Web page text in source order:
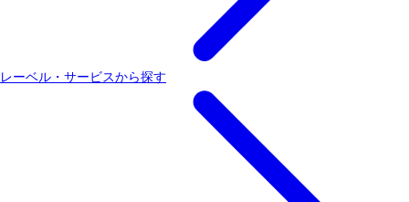
レーベル・サービスから探す